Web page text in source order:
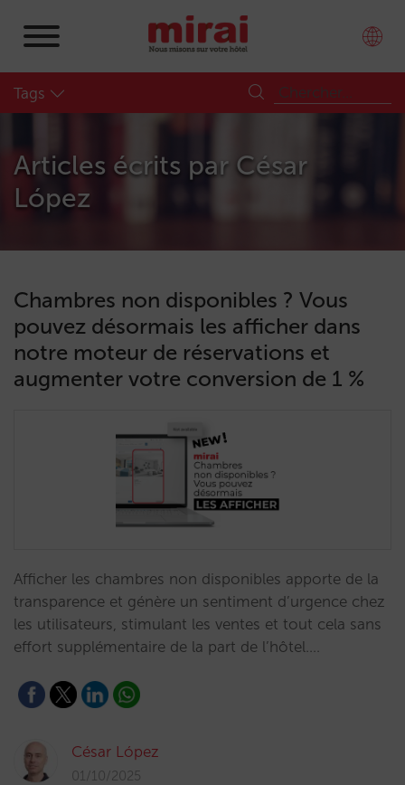
Tags
Articles écrits par César
López
Chambres non disponibles ? Vous
pouvez désormais les afficher dans
notre moteur de réservations et
augmenter votre conversion de 1 %
Afficher les chambres non disponibles apporte de la
transparence et génère un sentiment d’urgence chez
les utilisateurs, stimulant les ventes et tout cela sans
effort supplémentaire de la part de l’hôtel.…
César López
01/10/2025